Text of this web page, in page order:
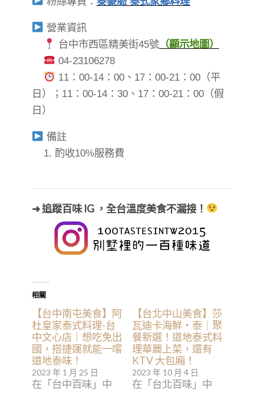
營業資訊
台中市西區精美街45號（顯示地圖）
04-23106278
11：00-14：00、17：00-21：00（平
日）；11：00-14：30、17：00-21：00（假
日）
備註
1. 酌收10%服務費
➜ 追蹤百味 IG ，全台溫度美食不漏接！
相關
【台中南屯美食】阿
杜皇家泰式料理-台
中文心店｜想吃免出
國，搭捷運就能一嚐
道地泰味！
2023 年 1 月 25 日
在「台中百味」中
【台北中山美食】莎
瓦迪卡海鮮・泰｜聚
餐新選！道地泰式料
理華麗上菜，還有
KTV 大包廂！
2023 年 10 月 4 日
在「台北百味」中